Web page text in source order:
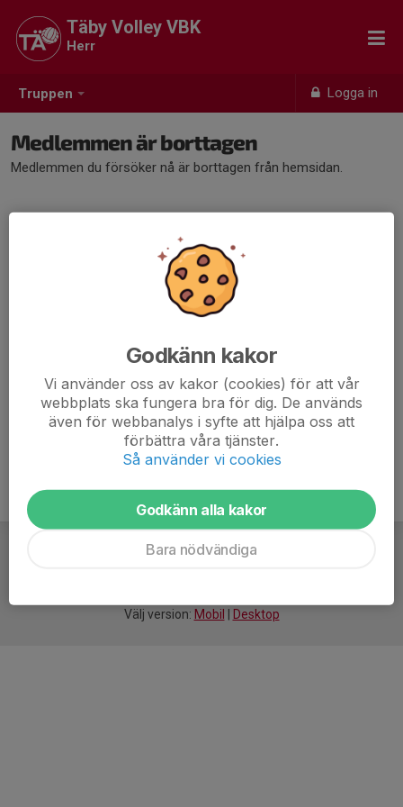
Truppen Logga in
Täby Volley VBK
Herr
Medlemmen är borttagen
Medlemmen du försöker nå är borttagen från hemsidan.
Välj version: Mobil Desktop
Godkänn kakor
Vi använder oss av kakor (cookies) för att vår
webbplats ska fungera bra för dig. De används
även för webbanalys i syfte att hjälpa oss att
förbättra våra tjänster.
Så använder vi cookies
Godkänn alla kakor
Bara nödvändiga